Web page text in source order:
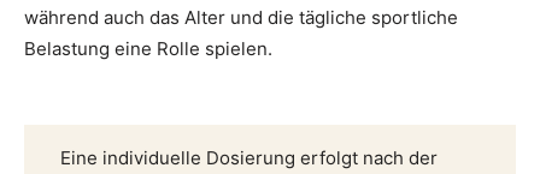
während auch das Alter und die tägliche sportliche
Belastung eine Rolle spielen.
Eine individuelle Dosierung erfolgt nach der